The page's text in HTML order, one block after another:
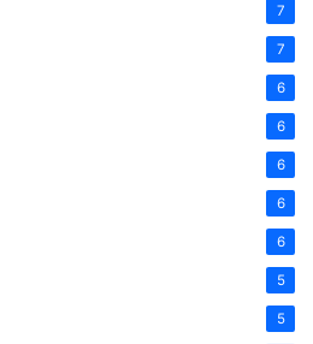
7
7
6
6
6
6
6
5
5